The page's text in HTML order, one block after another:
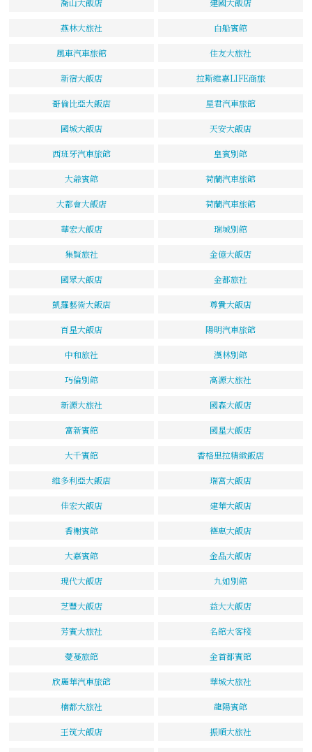
燕林大旅社 白船賓館
風車汽車旅館 住友大旅社
新宿大飯店 拉斯維嘉LIFE商旅
哥倫比亞大飯店 星君汽車旅館
國城大飯店 天安大飯店
西班牙汽車旅館 皇賓別館
大爺賓館 荷蘭汽車旅館
大都會大飯店 荷蘭汽車旅館
華宏大飯店 瑞城別館
集賢旅社 金億大飯店
國眾大飯店 金都旅社
凱羅藝術大飯店 尊貴大飯店
百星大飯店 陽明汽車旅館
中和旅社 漢林別館
巧倫別館 高源大旅社
新源大旅社 國森大飯店
富新賓館 國星大飯店
大千賓館 香格里拉精緻飯店
維多利亞大飯店 瑞宮大飯店
佳宏大飯店 建華大飯店
香榭賓館 德惠大飯店
大嘉賓館 金品大飯店
現代大飯店 九如別館
芝豐大飯店 益大大飯店
芳賓大旅社 名館大客棧
薆蔓旅館 金首都賓館
欣麗華汽車旅館 華城大旅社
楠都大旅社 龍陽賓館
王筑大飯店 振順大旅社